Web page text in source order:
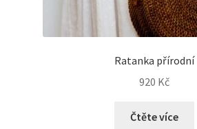
Ratanka přírodní
920 Kč
Čtěte více